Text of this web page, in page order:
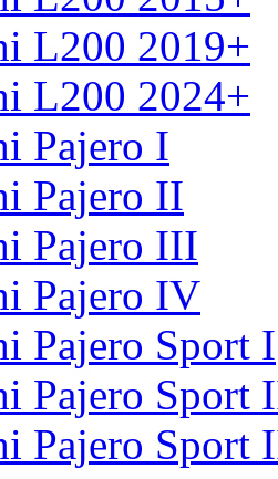
L200 2019+
L200 2024+
Pajero I
Pajero II
Pajero III
Pajero IV
Pajero Sport I
Pajero Sport
Pajero Sport